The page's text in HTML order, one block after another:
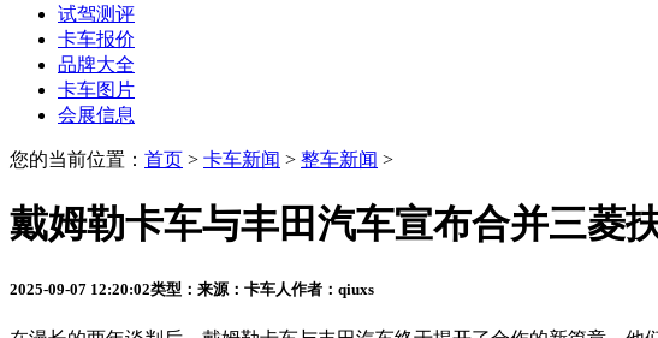
试驾测评
卡车报价
品牌大全
卡车图片
会展信息
您的当前位置： 首页 > 卡车新闻 > 整车新闻 >
戴姆勒卡车与丰田汽车宣布合并三菱
2025-09-07 12:20:02类型： 来源：卡车人作者：qiuxs